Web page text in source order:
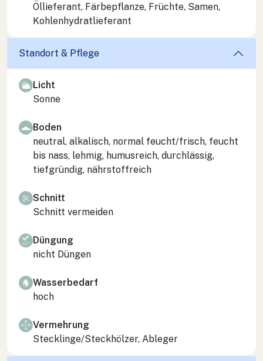
Öllieferant, Färbepflanze, Früchte, Samen,
Kohlenhydratlieferant
Standort & Pflege
Licht
Sonne
Boden
neutral, alkalisch, normal feucht/frisch, feucht
bis nass, lehmig, humusreich, durchlässig,
tiefgründig, nährstoffreich
Schnitt
Schnitt vermeiden
Düngung
nicht Düngen
Wasserbedarf
hoch
Vermehrung
Stecklinge/Steckhölzer, Ableger